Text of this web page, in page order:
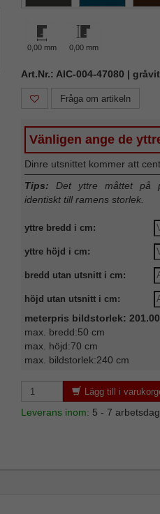
0,00 mm 0,00 mm
Art.Nr.: AIC-004-47080 | gråvit
Fråga om artikeln
Vänligen ange de
Dinre utsnittet kommer att
Tips: Det yttre måttet på
identiskt till ramens storlek.
yttre bredd i cm:
yttre höjd i cm:
bredd utan utsnitt i cm:
höjd utan utsnitt i cm:
meterpris bildstorlek:
max. bredd:50 cm
max. höjd:70 cm
max. bildstorlek:240 cm
Lägg till i
Leverans inom: 5 - 7